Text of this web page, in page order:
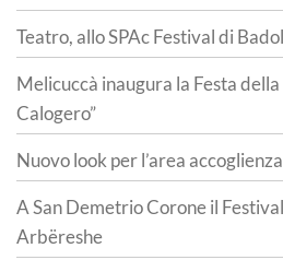
Teatro, allo SPAc Festival di
Melicuccà inaugura la Festa della
Calogero”
Nuovo look per l’area
A San Demetrio Corone il
Arbëreshe